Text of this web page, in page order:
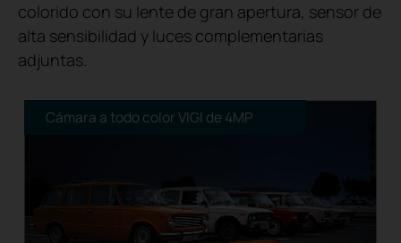
colorido con su lente de gran apertura, sensor de
alta sensibilidad y luces complementarias
adjuntas.
Cámara a todo color VIGI de 4MP